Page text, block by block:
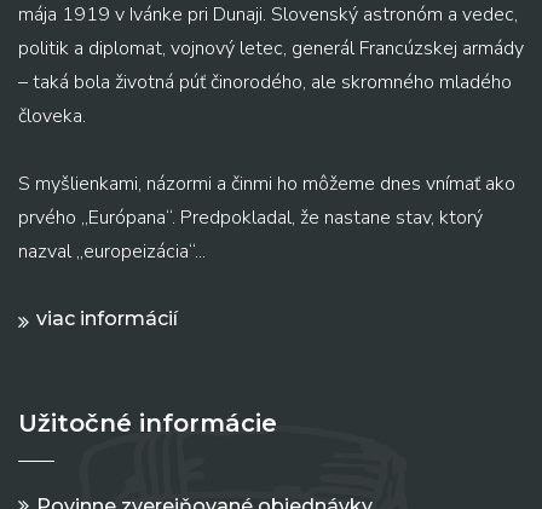
mája 1919 v Ivánke pri Dunaji. Slovenský astronóm a vedec,
politik a diplomat, vojnový letec, generál Francúzskej armády
– taká bola životná púť činorodého, ale skromného mladého
človeka.
S myšlienkami, názormi a činmi ho môžeme dnes vnímať ako
prvého „Európana“. Predpokladal, že nastane stav, ktorý
nazval „europeizácia“...
viac informácií
Užitočné informácie